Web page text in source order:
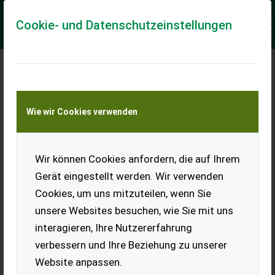
Cookie- und Datenschutzeinstellungen
Wie wir Cookies verwenden
Wir können Cookies anfordern, die auf Ihrem
Gerät eingestellt werden. Wir verwenden
Cookies, um uns mitzuteilen, wenn Sie
unsere Websites besuchen, wie Sie mit uns
interagieren, Ihre Nutzererfahrung
verbessern und Ihre Beziehung zu unserer
Website anpassen.
Meine Transportkostenanfrage
Transport von Land- und Baumaschinen –
KEINE Tiertransporte
Ladeort
Ort